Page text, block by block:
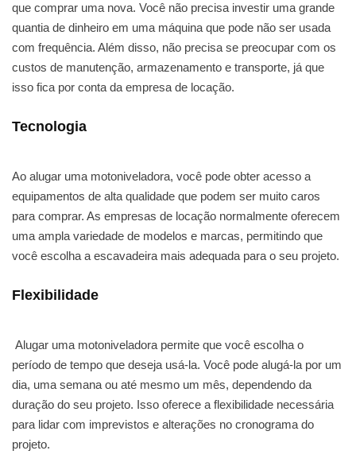
que comprar uma nova. Você não precisa investir uma grande
quantia de dinheiro em uma máquina que pode não ser usada
com frequência. Além disso, não precisa se preocupar com os
custos de manutenção, armazenamento e transporte, já que
isso fica por conta da empresa de locação.
Tecnologia
Ao alugar uma motoniveladora, você pode obter acesso a
equipamentos de alta qualidade que podem ser muito caros
para comprar. As empresas de locação normalmente oferecem
uma ampla variedade de modelos e marcas, permitindo que
você escolha a escavadeira mais adequada para o seu projeto.
Flexibilidade
Alugar uma motoniveladora permite que você escolha o
período de tempo que deseja usá-la. Você pode alugá-la por um
dia, uma semana ou até mesmo um mês, dependendo da
duração do seu projeto. Isso oferece a flexibilidade necessária
para lidar com imprevistos e alterações no cronograma do
projeto.